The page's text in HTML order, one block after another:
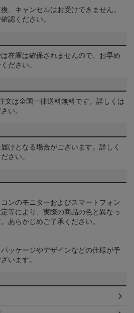
、キャンセルはお受けできません。
認ください。
在庫は確保されませんので、お早め
ださい。
文は全国一律送料無料です。詳しくは
い。
けとなる場合がございます。詳しく
さい。
ンのモニターおよびスマートフォン
等により、実際の商品の色と異なっ
あらかじめご了承ください。
ッケージやデザインなどの仕様が予
います。